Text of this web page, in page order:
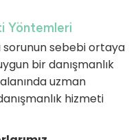
Yöntemleri
sebebi ortaya
bir danışmanlık
uzman
hizmeti